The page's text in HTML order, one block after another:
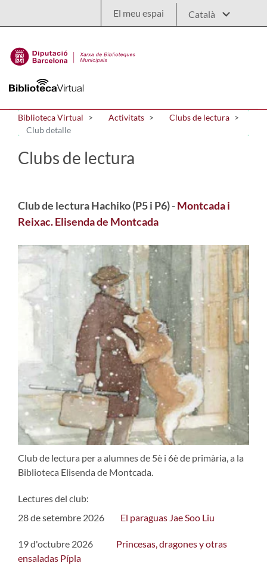
El meu espai
Biblioteca Virtual Activitats
Clubs de lectura
Club detalle
Clubs de lectura
Club de lectura Hachiko (P5 i P6) -Montcada i
Reixac. Elisenda de Montcada
Club de lectura per a alumnes de 5è i 6è de primària, a la
Biblioteca Elisenda de Montcada.
Lectures del club:
28 de setembre 2026 El paraguas Jae Soo Liu
19 d'octubre 2026 Princesas, dragones y otras
ensaladas Pípla